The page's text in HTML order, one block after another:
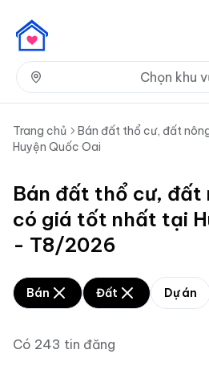
Chọn khu
Trang chủ Bán đất thổ cư, đất
Huyện Quốc Oai
Bán đất thổ cư, đất
có giá tốt nhất tại
- T8/2026
Bán Đất Dự án
Có 243 tin đăng